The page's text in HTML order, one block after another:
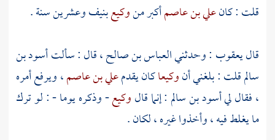
قلت : كانعلي بن عاصمأكبر منوكيعبنيف وعشرين سنة .
قاليعقوب : وحدثنيالعباس بن صالح، قال : سألتأسود بن
سالمقلت : بلغني أنوكيعاكان يقدمعلي بن عاصم، ويرفع أمره
، فقال ليأسود بن سالم : إنما قالوكيع- وذكره يوما - : لو ترك
ما يغلط فيه ، وأخذوا غيره ، لكان .